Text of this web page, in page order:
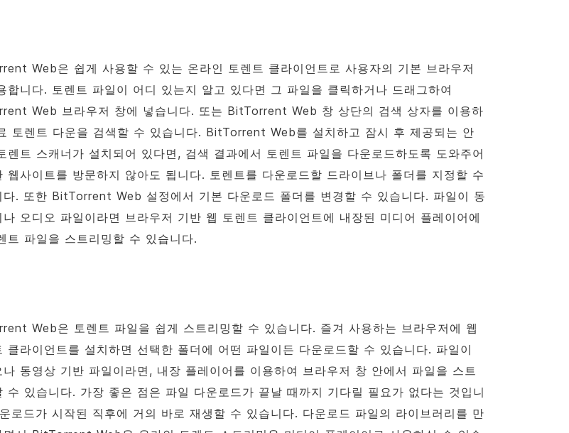
Web은 쉽게 사용할 수 있는 온라인 토렌트 클라이언트로 사용자의 기본 브라우저
합니다. 토렌트 파일이 어디 있는지 알고 있다면 그 파일을 클릭하거나 드래그하여
Web 브라우저 창에 넣습니다. 또는 BitTorrent Web 창 상단의 검색 상자를 이용하
토렌트 다운을 검색할 수 있습니다. BitTorrent Web를 설치하고 잠시 후 제공되는 안
렌트 스캐너가 설치되어 있다면, 검색 결과에서 토렌트 파일을 다운로드하도록 도와주어
웹사이트를 방문하지 않아도 됩니다. 토렌트를 다운로드할 드라이브나 폴더를 지정할 수
다. 또한 BitTorrent Web 설정에서 기본 다운로드 폴더를 변경할 수 있습니다. 파일이 동
나 오디오 파일이라면 브라우저 기반 웹 토렌트 클라이언트에 내장된 미디어 플레이어에
트 파일을 스트리밍할 수 있습니다.
Web은 토렌트 파일을 쉽게 스트리밍할 수 있습니다. 즐겨 사용하는 브라우저에 웹
클라이언트를 설치하면 선택한 폴더에 어떤 파일이든 다운로드할 수 있습니다. 파일이
나 동영상 기반 파일이라면, 내장 플레이어를 이용하여 브라우저 창 안에서 파일을 스트
수 있습니다. 가장 좋은 점은 파일 다운로드가 끝날 때까지 기다릴 필요가 없다는 것입니
로드가 시작된 직후에 거의 바로 재생할 수 있습니다. 다운로드 파일의 라이브러리를 만